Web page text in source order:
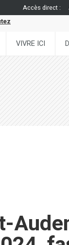
Accès direct :
VIVRE ICI